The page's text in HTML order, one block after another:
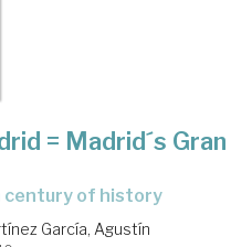
= Madrid´s Gran
century of history
García, Agustín